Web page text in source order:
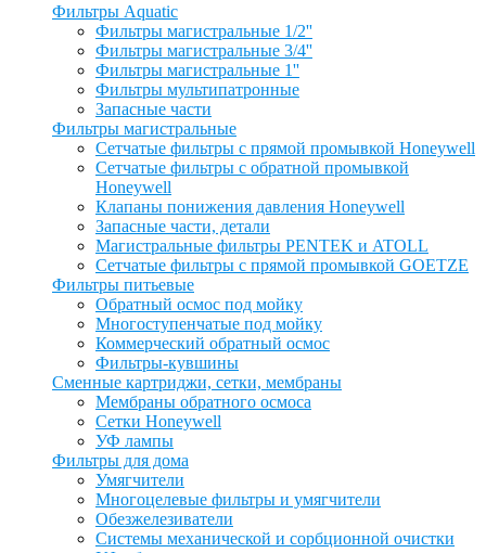
Фильтры Aquatic
Фильтры магистральные 1/2''
Фильтры магистральные 3/4''
Фильтры магистральные 1''
Фильтры мультипатронные
Запасные части
Фильтры магистральные
Сетчатые фильтры с прямой промывкой Honeywell
Сетчатые фильтры с обратной промывкой
Honeywell
Клапаны понижения давления Honeywell
Запасные части, детали
Магистральные фильтры PENTEK и ATOLL
Сетчатые фильтры с прямой промывкой GOETZE
Фильтры питьевые
Обратный осмос под мойку
Многоступенчатые под мойку
Коммерческий обратный осмос
Фильтры-кувшины
Сменные картриджи, сетки, мембраны
Мембраны обратного осмоса
Сетки Honeywell
УФ лампы
Фильтры для дома
Умягчители
Многоцелевые фильтры и умягчители
Обезжелезиватели
Системы механической и сорбционной очистки